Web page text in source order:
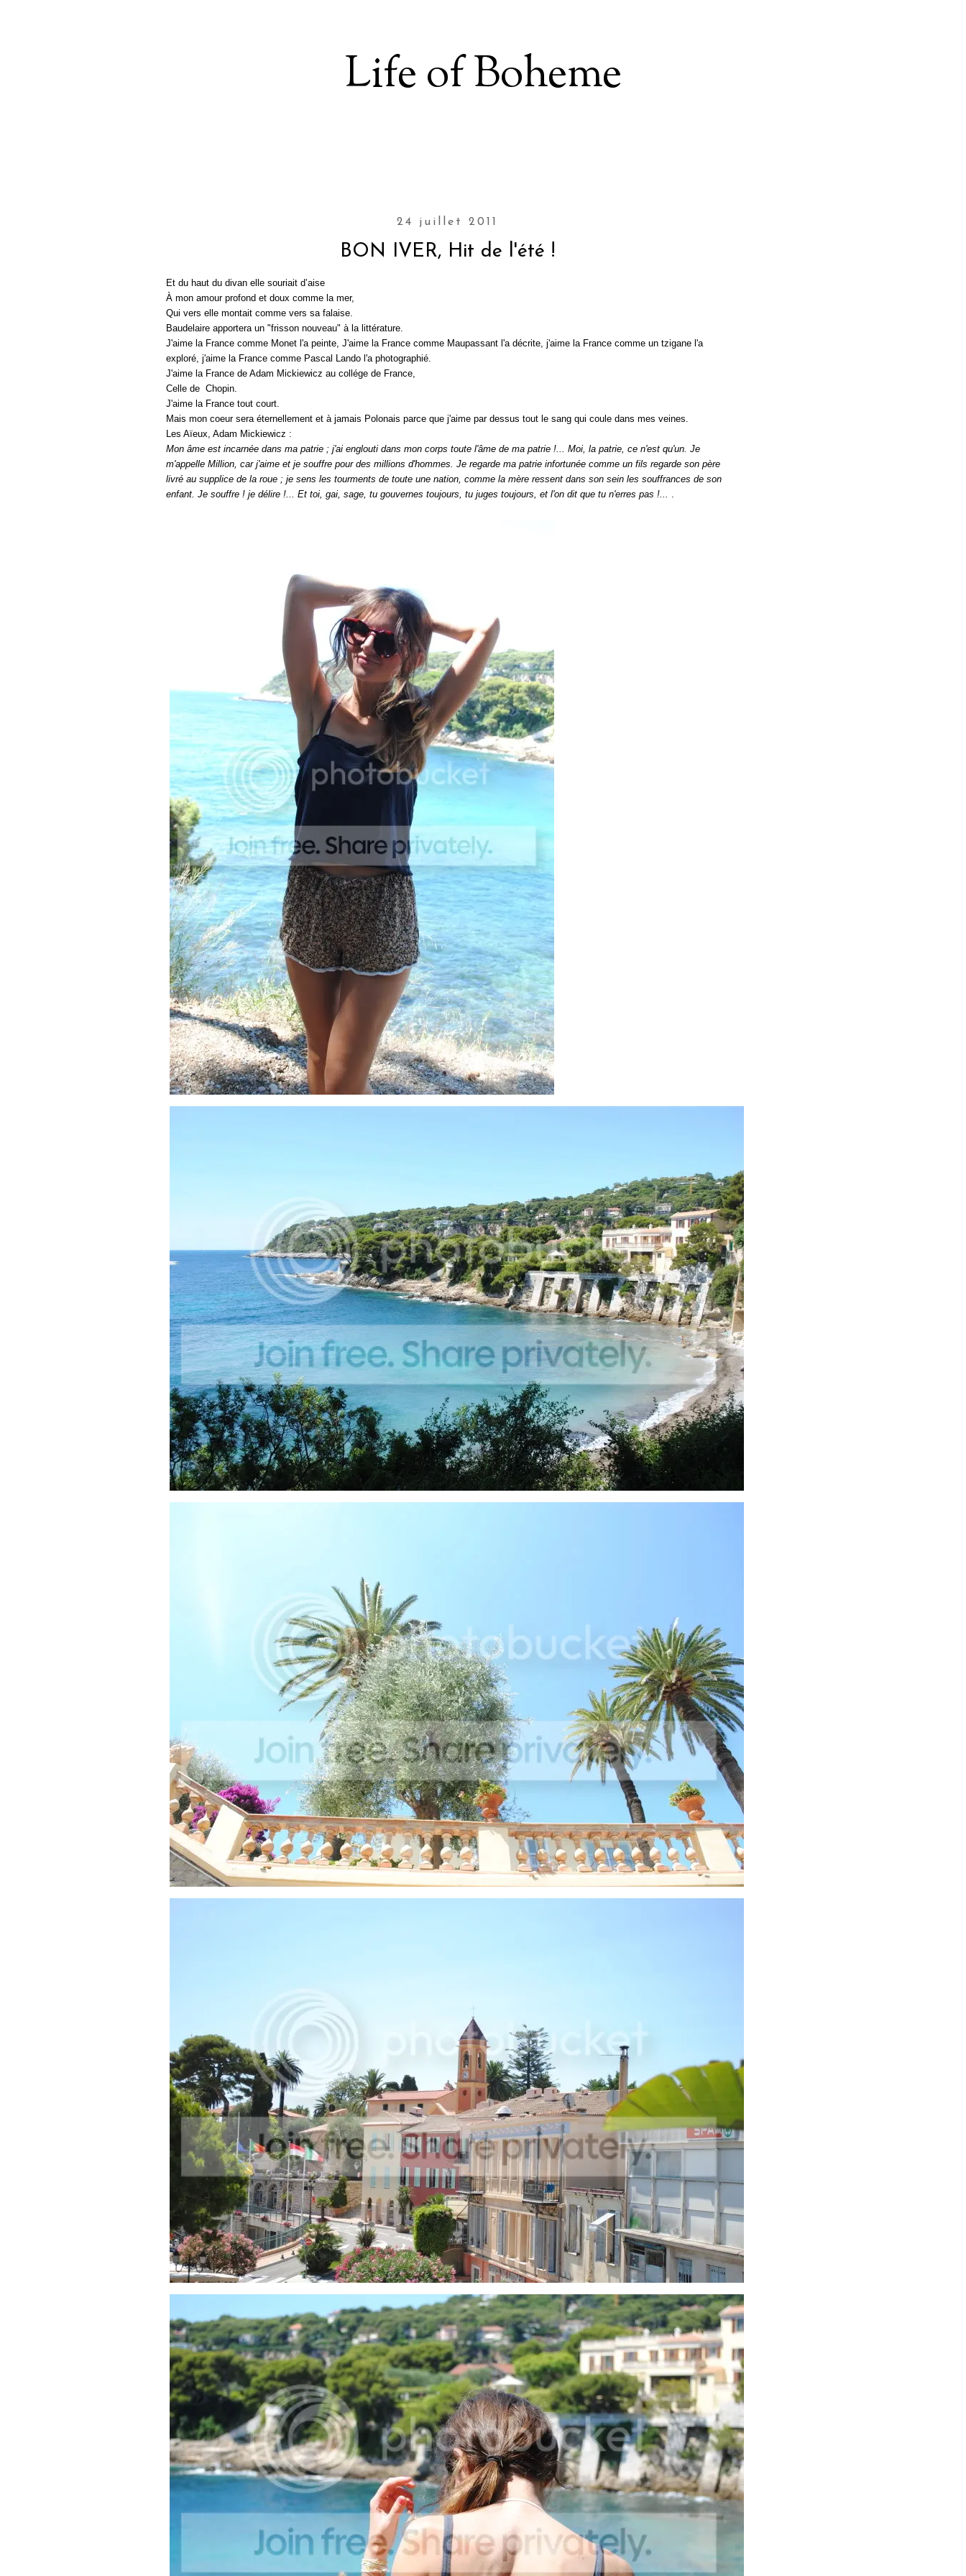
Life of Boheme
24 juillet 2011
BON IVER, Hit de l'été !
Et du haut du divan elle souriait d’aise
À mon amour profond et doux comme la mer,
Qui vers elle montait comme vers sa falaise.
Baudelaire apportera un "frisson nouveau" à la littérature.
J'aime la France comme Monet l'a peinte, J'aime la France comme Maupassant l'a décrite, j'aime la France comme un tzigane l'a
exploré, j'aime la France comme Pascal Lando l'a photographié.
J'aime la France de Adam Mickiewicz au collége de France,
Celle de Chopin.
J'aime la France tout court.
Mais mon coeur sera éternellement et à jamais Polonais parce que j'aime par dessus tout le sang qui coule dans mes veines.
Les Aïeux, Adam Mickiewicz :
Mon âme est incarnée dans ma patrie ; j'ai englouti dans mon corps toute l'âme de ma patrie !... Moi, la patrie, ce n'est qu'un. Je
m'appelle Million, car j'aime et je souffre pour des millions d'hommes. Je regarde ma patrie infortunée comme un fils regarde son père
livré au supplice de la roue ; je sens les tourments de toute une nation, comme la mère ressent dans son sein les souffrances de son
enfant. Je souffre ! je délire !... Et toi, gai, sage, tu gouvernes toujours, tu juges toujours, et l'on dit que tu n'erres pas !... .